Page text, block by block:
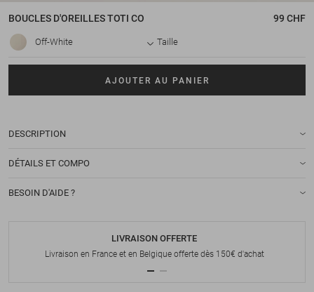
BOUCLES D'OREILLESTOTI CO 99 CHF
Off-White Taille
AJOUTER AU PANIER
DESCRIPTION
DÉTAILS ET COMPO
BESOIN D'AIDE ?
LIVRAISON OFFERTE
Livraison en France et en Belgique offerte dès 150€ d'achat